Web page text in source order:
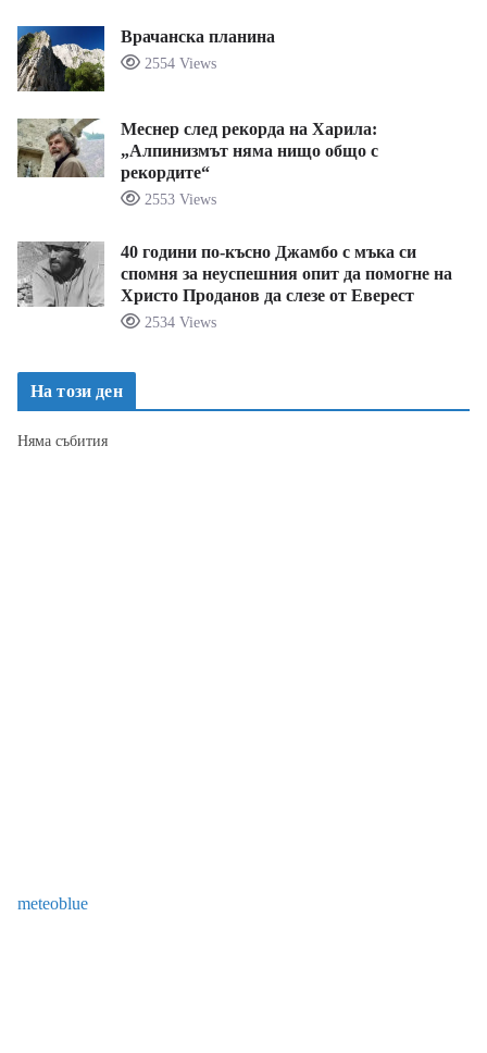
Врачанска планина
2554 Views
Меснер след рекорда на Харила:
„Алпинизмът няма нищо общо с
рекордите“
2553 Views
40 години по-късно Джамбо с мъка си
спомня за неуспешния опит да помогне на
Христо Проданов да слезе от Еверест
2534 Views
На този ден
Няма събития
meteoblue